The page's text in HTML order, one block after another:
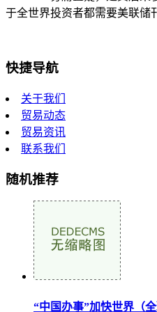
于全世界投资者都需要美联储
快捷导航
关于我们
贸易动态
贸易资讯
联系我们
随机推荐
“中国办事”加快世界（全